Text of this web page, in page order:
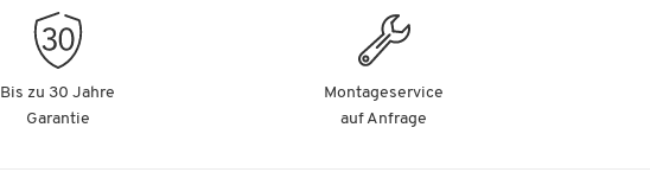
Bis zu 30 Jahre
Garantie
Montageservice
auf Anfrage